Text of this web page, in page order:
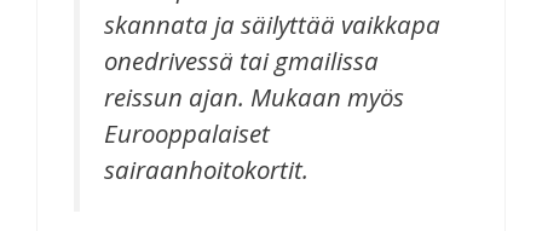
skannata ja säilyttää vaikkapa
onedrivessä tai gmailissa
reissun ajan. Mukaan myös
Eurooppalaiset
sairaanhoitokortit.